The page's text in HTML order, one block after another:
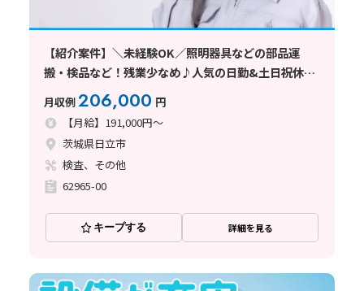
【紹介案件】＼未経験OK／照明器具などの部品運
搬・検品など！残業少なめ♪人気の日勤&土日祝休み
月収例206,000 円
【月給】191,000円～
茨城県日立市
検査、その他
62965-00
キープする 詳細を見る